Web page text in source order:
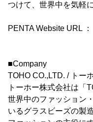
つけて、世界中を気軽
PENTA Website URL ：
■Company
TOHO CO.,LTD. / トー
トーホー株式会社は「
世界中のファッション
いるグラスビーズの製